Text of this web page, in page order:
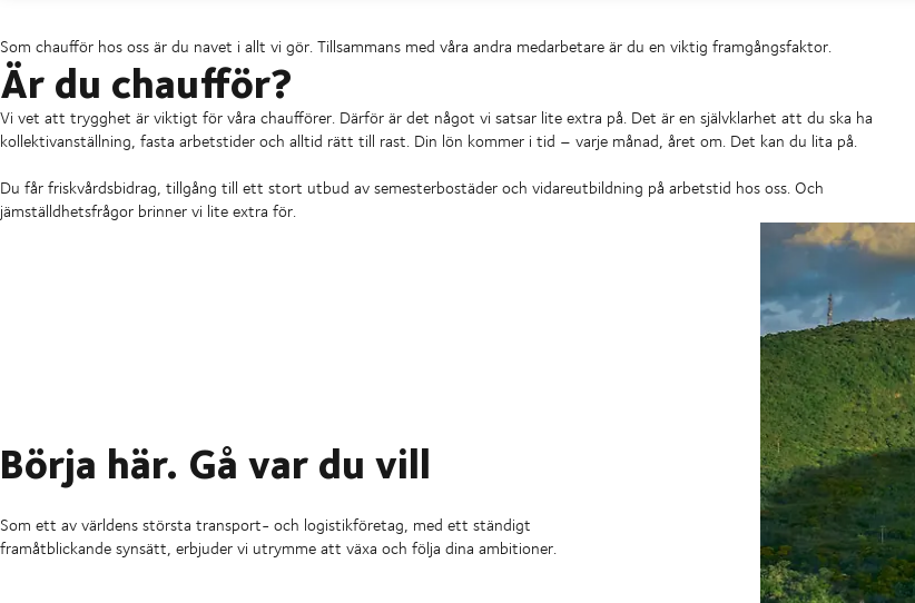
Som chaufför hos oss är du navet i allt vi gör. Tillsammans med våra andra medarbetare är du en viktig framgångsfaktor.
Är du chaufför?
Vi vet att trygghet är viktigt för våra chaufförer. Därför är det något vi satsar lite extra på. Det är en självklarhet att du ska ha
kollektivanställning, fasta arbetstider och alltid rätt till rast. Din lön kommer i tid – varje månad, året om. Det kan du lita på.
Du får friskvårdsbidrag, tillgång till ett stort utbud av semesterbostäder och vidareutbildning på arbetstid hos oss. Och
jämställdhetsfrågor brinner vi lite extra för.
Börja här. Gå var du vill
Som ett av världens största transport- och logistikföretag, med ett ständigt
framåtblickande synsätt, erbjuder vi utrymme att växa och följa dina ambitioner.